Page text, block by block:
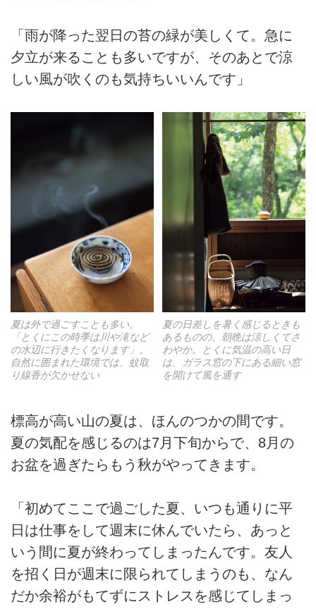
「雨が降った翌日の苔の緑が美しくて。急に
夕立が来ることも多いですが、そのあとで涼
しい風が吹くのも気持ちいいんです」
夏は外で過ごすことも多い。
「とくにこの時季は川や滝など
の水辺に行きたくなります」。
自然に囲まれた環境では、蚊取
り線香が欠かせない
夏の日差しを暑く感じるときも
あるものの、朝晩は涼しくてさ
わやか。とくに気温の高い日
は、ガラス窓の下にある細い窓
を開けて風を通す
標高が高い山の夏は、ほんのつかの間です。
夏の気配を感じるのは7月下旬からで、8月の
お盆を過ぎたらもう秋がやってきます。
「初めてここで過ごした夏、いつも通りに平
日は仕事をして週末に休んでいたら、あっと
いう間に夏が終わってしまったんです。友人
を招く日が週末に限られてしまうのも、なん
だか余裕がもてずにストレスを感じてしまっ